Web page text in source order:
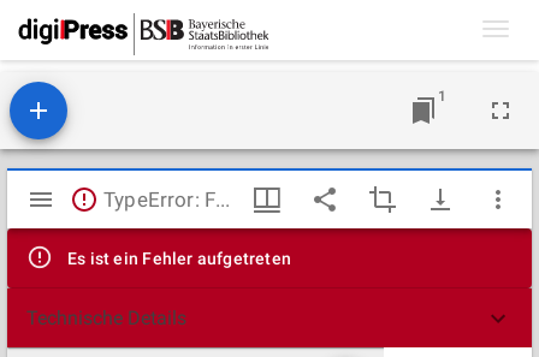
1
Mirador
Viewer
TypeError: Failed to fetch
Es ist ein Fehler aufgetreten
Technische Details